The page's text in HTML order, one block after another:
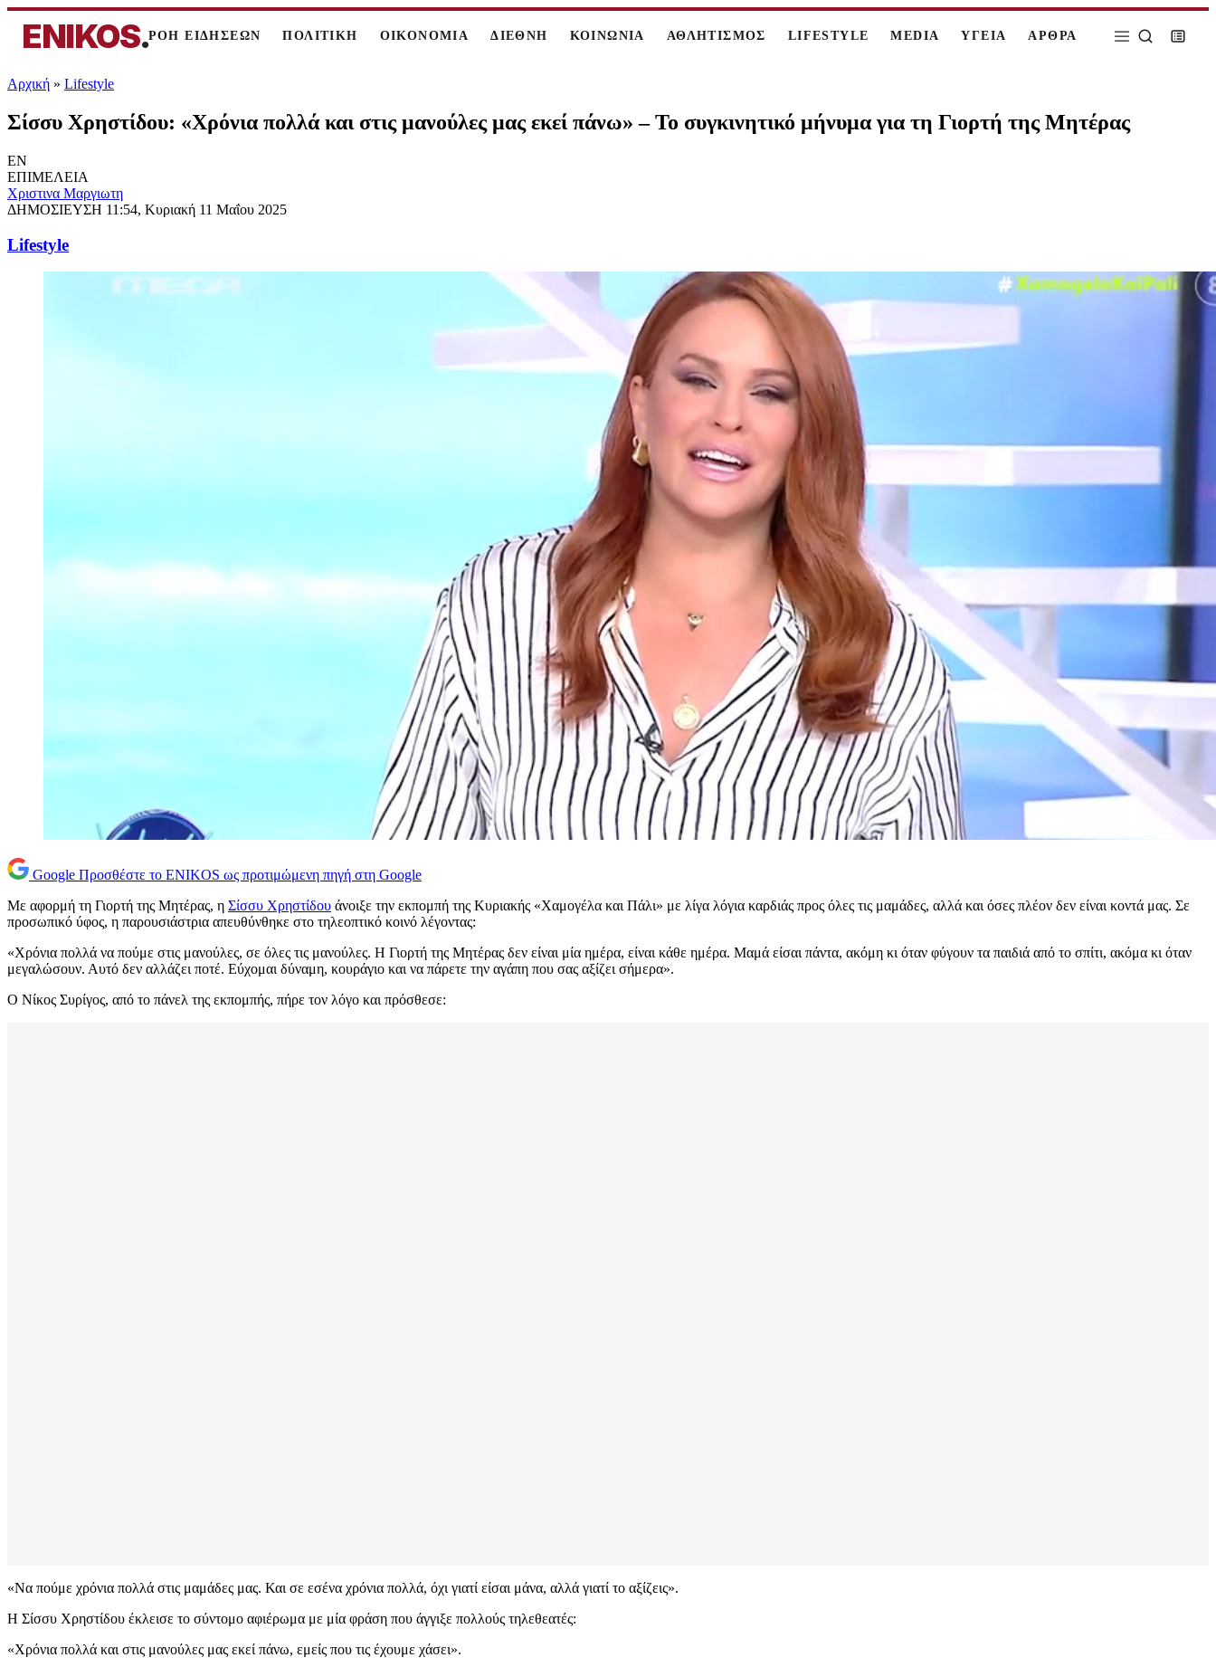
ENIKOS.ΡΟΗ ΕΙΔΗΣΕΩΝ ΠΟΛΙΤΙΚΗ ΟΙΚΟΝΟΜΙΑ ΔΙΕΘΝΗ ΚΟΙΝΩΝΙΑ ΑΘΛΗΤΙΣΜΟΣ LIFESTYLE MEDIA ΥΓΕΙΑ ΑΡΘΡΑ
Αρχική » Lifestyle
Σίσσυ Χρηστίδου: «Χρόνια πολλά και στις μανούλες μας εκεί πάνω» – Το συγκινητικό μήνυμα για τη Γιορτή της Μητέρας
EN
ΕΠΙΜΕΛΕΙΑ
Χριστινα Μαργιωτη
ΔΗΜΟΣΙΕΥΣΗ 11:54, Κυριακή 11 Μαΐου 2025
Lifestyle
Google Προσθέστε το ENIKOS ως προτιμώμενη πηγή στη Google
Με αφορμή τη Γιορτή της Μητέρας, η Σίσσυ Χρηστίδου άνοιξε την εκπομπή της Κυριακής «Χαμογέλα και Πάλι» με λίγα λόγια καρδιάς προς όλες τις μαμάδες, αλλά και όσες πλέον δεν είναι κοντά μας. Σε
προσωπικό ύφος, η παρουσιάστρια απευθύνθηκε στο τηλεοπτικό κοινό λέγοντας:
«Χρόνια πολλά να πούμε στις μανούλες, σε όλες τις μανούλες. Η Γιορτή της Μητέρας δεν είναι μία ημέρα, είναι κάθε ημέρα. Μαμά είσαι πάντα, ακόμη κι όταν φύγουν τα παιδιά από το σπίτι, ακόμα κι όταν
μεγαλώσουν. Αυτό δεν αλλάζει ποτέ. Εύχομαι δύναμη, κουράγιο και να πάρετε την αγάπη που σας αξίζει σήμερα».
Ο Νίκος Συρίγος, από το πάνελ της εκπομπής, πήρε τον λόγο και πρόσθεσε:
«Να πούμε χρόνια πολλά στις μαμάδες μας. Και σε εσένα χρόνια πολλά, όχι γιατί είσαι μάνα, αλλά γιατί το αξίζεις».
Η Σίσσυ Χρηστίδου έκλεισε το σύντομο αφιέρωμα με μία φράση που άγγιξε πολλούς τηλεθεατές:
«Χρόνια πολλά και στις μανούλες μας εκεί πάνω, εμείς που τις έχουμε χάσει».